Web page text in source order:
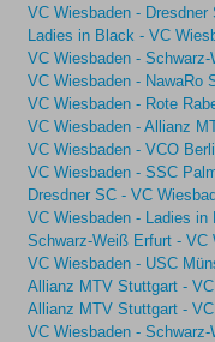
VC Wiesbaden - Dresdner
Ladies in Black - VC
VC Wiesbaden -
VC Wiesbaden - NawaRo
VC Wiesbaden - Rote
VC Wiesbaden - Allianz
VC Wiesbaden - VCO
VC Wiesbaden - SSC
Dresdner SC - VC
VC Wiesbaden - Ladies in
Schwarz-Weiß Erfurt - VC
VC Wiesbaden - USC
Allianz MTV Stuttgart -
Allianz MTV Stuttgart -
VC Wiesbaden -